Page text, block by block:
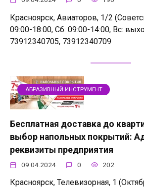
Красноярск, Авиаторов, 1/2
09:00-18:00, Сб: 09:00-14:00, Вс:
73912340705, 73912340709
АБРАЗИВНЫЙ ИНСТРУМЕНТ
Бесплатная доставка до
выбор напольных покрытий:
реквизиты предприятия
09.04.2024 0 202
Красноярск, Телевизорная, 1